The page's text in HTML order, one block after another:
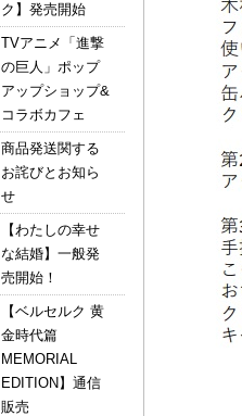
ク】発売開始
TVアニメ「進撃
の巨人」ポップ
アップショップ&
コラボカフェ
商品発送関する
お詫びとお知ら
せ
【わたしの幸せ
な結婚】一般発
売開始！
【ベルセルク 黄
金時代篇
MEMORIAL
EDITION】通信
販売